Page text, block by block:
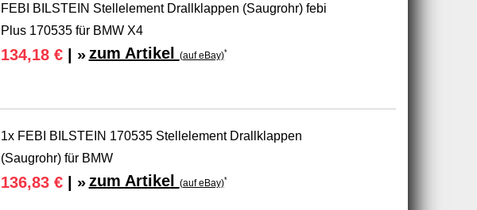
FEBI BILSTEIN Stellelement Drallklappen (Saugrohr) febi
Plus 170535 für BMW X4
134,18 €| » zum Artikel (auf eBay)*
1x FEBI BILSTEIN 170535 Stellelement Drallklappen
(Saugrohr) für BMW
136,83 €| » zum Artikel (auf eBay)*